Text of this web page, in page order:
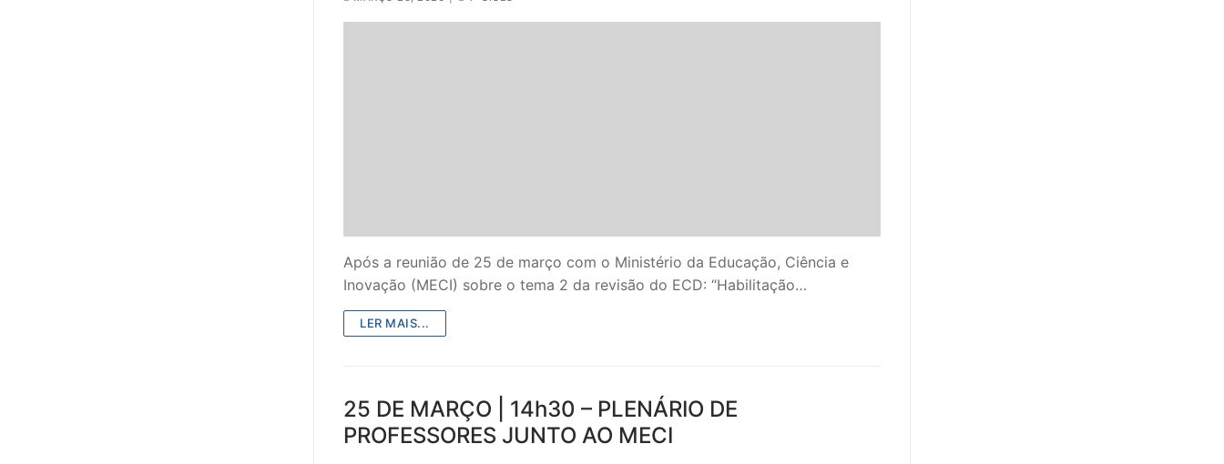
Contactos
Após a reunião de 25 de março com o Ministério da Educação, Ciência e
Inovação (MECI) sobre o tema 2 da revisão do ECD: “Habilitação…
LER MAIS...
25 DE MARÇO | 14h30 – PLENÁRIO DE
PROFESSORES JUNTO AO MECI